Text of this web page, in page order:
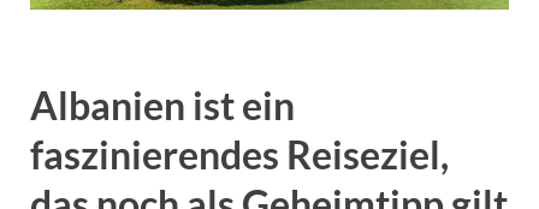
Albanien ist ein
faszinierendes Reiseziel,